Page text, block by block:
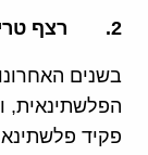
2. רצף
בשנים
הפלשתינאית,
פקיד